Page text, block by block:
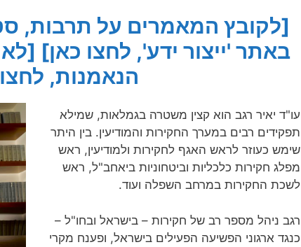
[לקובץ המאמרים על תרבות,
באתר 'ייצור ידע', לחצו כאן]
הנאמנות,
עו"ד יאיר רגב הוא קצין משטרה בגמלאות, שמילא
תפקידים רבים במערך החקירות והמודיעין. בין היתר
שימש כעוזר לראש האגף לחקירות ולמודיעין, ראש
מפלג חקירות כלכליות וביטחוניות ביאחב"ל, ראש
לשכת החקירות במרחב השפלה ועוד.
רגב ניהל מספר רב של חקירות – בישראל ובחו"ל –
כנגד ארגוני הפשיעה הפעילים בישראל, ופענח מקרי